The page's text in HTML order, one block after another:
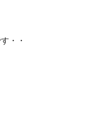
・・